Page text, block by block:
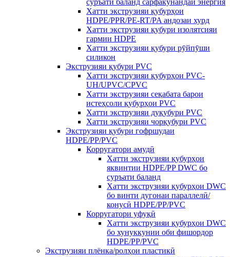
суръати баланд сарфакунандаи энергия
Хатти экструзияи қубурҳои
HDPE/PPR/PE-RT/PA андозаи хурд
Хатти экструзияи қубури изолятсияи
гармии HDPE
Хатти экструзияи қубури рӯйпӯши
силикон
Экструзияи қубури PVC
Хатти экструзияи қубурҳои PVC-
UH/UPVC/CPVC
Хатти экструзияи сеқабата барои
истеҳсоли қубурҳои PVC
Хатти экструзияи дуқубури PVC
Хатти экструзияи чорқубури PVC
Экструзияи қубури гофршудаи
HDPE/PP/PVC
Корругатори амудӣ
Хатти экструзияи қубурҳои
яквинтии HDPE/PP DWC бо
суръати баланд
Хатти экструзияи қубурҳои DWC
бо винти дугонаи параллелӣ/
конусӣ HDPE/PP/PVC
Корругатори уфуқӣ
Хатти экструзияи қубурҳои DWC
бо хунуккунии оби фишордор
HDPE/PP/PVC
Экструзияи плёнка/ролҳои пластикӣ